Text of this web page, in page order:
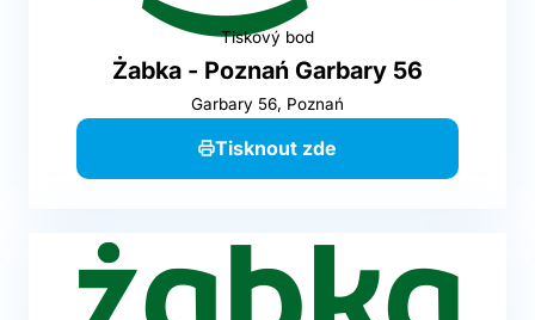
Tiskový bod
Żabka - Poznań Garbary 56
Garbary 56, Poznań
Tisknout zde